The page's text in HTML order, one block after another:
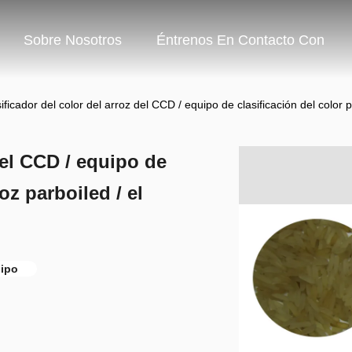
Sobre Nosotros Éntrenos En Contacto Con
del color del arroz del CCD / equipo de clasificación del color
CCD / equipo de
parboiled / el